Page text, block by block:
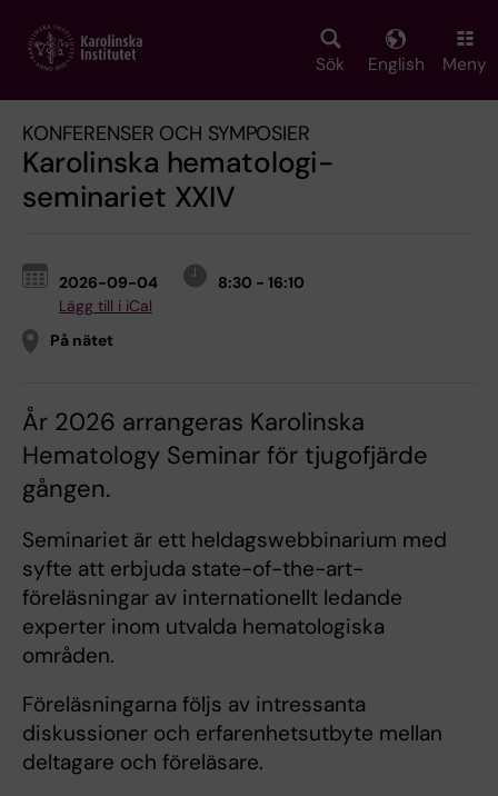
main
Sök English Meny
KONFERENSER OCH SYMPOSIER
Karolinska hematologi-
seminariet XXIV
2026-09-04
8:30 - 16:10
Lägg till i iCal
På nätet
År 2026 arrangeras Karolinska
Hematology Seminar för tjugofjärde
gången.
Seminariet är ett heldagswebbinarium med
syfte att erbjuda state-of-the-art-
föreläsningar av internationellt ledande
experter inom utvalda hematologiska
områden.
Föreläsningarna följs av intressanta
diskussioner och erfarenhetsutbyte mellan
deltagare och föreläsare.